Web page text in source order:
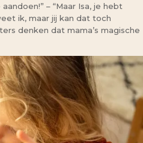
– “Maar Isa, je hebt
ik, maar jij kan dat toch
denken dat mama’s magische